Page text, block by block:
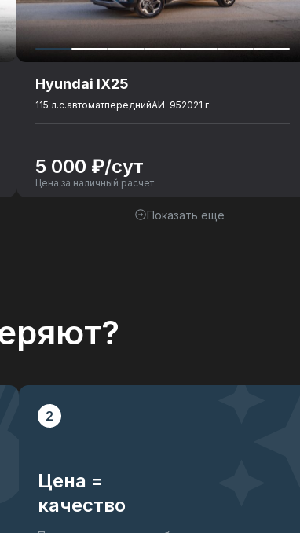
Hyundai IX25
115 л.с.автоматпереднийАИ-952021 г.
5 000 ₽/сут
Цена за наличный расчет
Показать еще
2
Цена =
качество